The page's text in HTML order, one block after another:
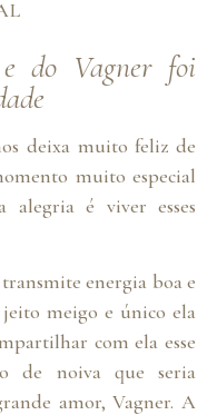
do Vagner foi
deixa muito feliz de
muito especial
é viver esses
energia boa e
jeito meigo e único ela
com ela esse
de noiva que seria
amor, Vagner. A